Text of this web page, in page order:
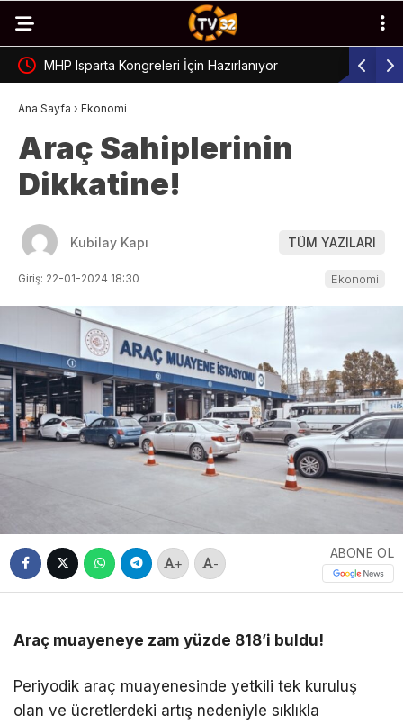
MHP Isparta Kongreleri İçin Hazırlanıyor
Ana Sayfa › Ekonomi
Araç Sahiplerinin
Dikkatine!
Kubilay Kapı TÜM YAZILARI
Giriş: 22-01-2024 18:30 Ekonomi
+ -
ABONE OL
Araç muayeneye zam yüzde 818’i buldu!
Periyodik araç muayenesinde yetkili tek kuruluş
olan ve ücretlerdeki artış nedeniyle sıklıkla